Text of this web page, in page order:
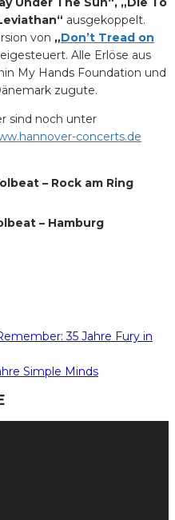
ausgekoppelt.
von „Don’t Tread on
Alle Erlöse aus
My Hands Foundation und
zugute.
sind noch unter
concerts.de
– Rock am Ring
– Hamburg
35 Jahre Fury in
Simple Minds